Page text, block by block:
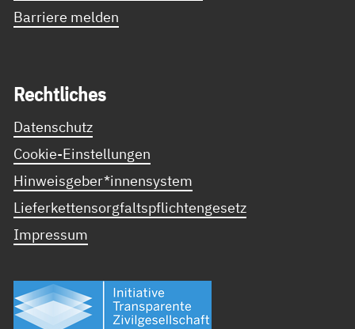
Barriere melden
Recht­li­ches
Datenschutz
Cookie-Einstellungen
Hinweisgeber*innensystem
Lieferkettensorgfaltspflichtengesetz
Impressum